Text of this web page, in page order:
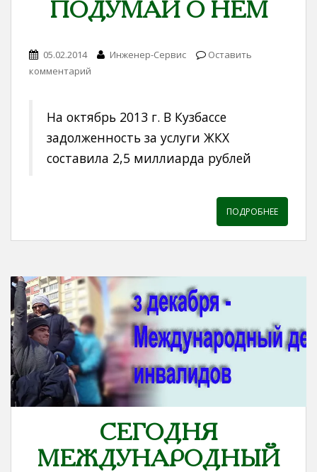
ПОДУМАЙ О НЕМ
05.02.2014 Инженер-Сервис
Оставить
комментарий
На октябрь 2013 г. В Кузбассе
задолженность за услуги ЖКХ
составила 2,5 миллиарда рублей
ПОДРОБНЕЕ
СЕГОДНЯ
МЕЖДУНАРОДНЫЙ